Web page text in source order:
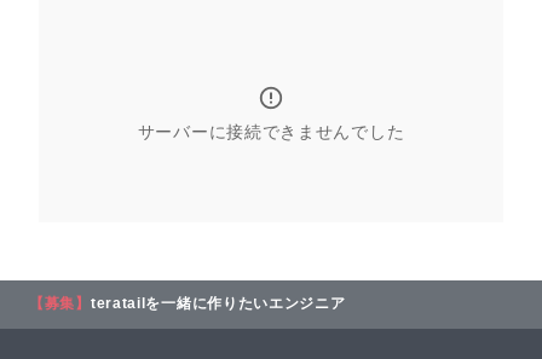
サーバーに接続できませんでした
【募集】 teratailを一緒に作りたいエンジニア